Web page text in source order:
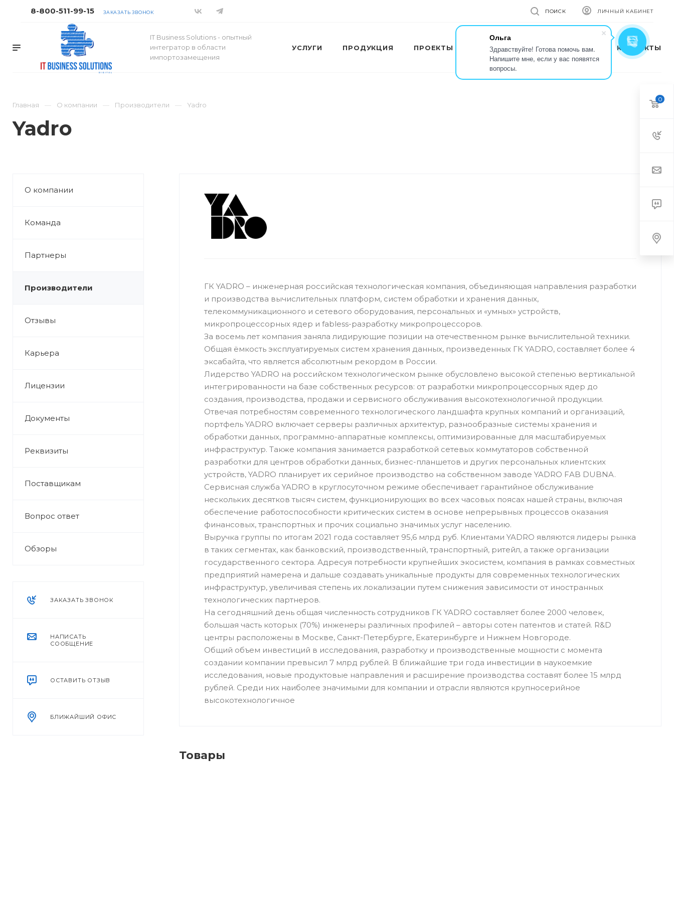
Ольга
Здравствуйте! Готова помочь вам.
Напишите мне, если у вас появятся
вопросы.
8-800-511-99-15 ЗАКАЗАТЬ ЗВОНОК ЛИЧНЫЙ КАБИНЕТ
ПОИСК
IT Business Solutions - опытный
интегратор в области
импортозамещения
УСЛУГИ ПРОДУКЦИЯ ПРОЕКТЫ КОМПАНИЯ ПРЕСС-ЦЕНТР КОНТАКТЫ
Главная О компании Производители Yadro
Yadro
О компании
Команда
Партнеры
Производители
Отзывы
Карьера
Лицензии
Документы
Реквизиты
Поставщикам
Вопрос ответ
Обзоры
ЗАКАЗАТЬ ЗВОНОК
НАПИСАТЬ
СООБЩЕНИЕ
ОСТАВИТЬ ОТЗЫВ
БЛИЖАЙШИЙ ОФИС
ГК YADRO – инженерная российская технологическая компания, объединяющая направления разработки
и производства вычислительных платформ, систем обработки и хранения данных,
телекоммуникационного и сетевого оборудования, персональных и «умных» устройств,
микропроцессорных ядер и fabless-разработку микропроцессоров.
За восемь лет компания заняла лидирующие позиции на отечественном рынке вычислительной техники.
Общая ёмкость эксплуатируемых систем хранения данных, произведенных ГК YADRO, составляет более 4
эксабайта, что является абсолютным рекордом в России.
Лидерство YADRO на российском технологическом рынке обусловлено высокой степенью вертикальной
интегрированности на базе собственных ресурсов: от разработки микропроцессорных ядер до
создания, производства, продажи и сервисного обслуживания высокотехнологичной продукции.
Отвечая потребностям современного технологического ландшафта крупных компаний и организаций,
портфель YADRO включает серверы различных архитектур, разнообразные системы хранения и
обработки данных, программно-аппаратные комплексы, оптимизированные для масштабируемых
инфраструктур. Также компания занимается разработкой сетевых коммутаторов собственной
разработки для центров обработки данных, бизнес-планшетов и других персональных клиентских
устройств, YADRO планирует их серийное производство на собственном заводе YADRO FAB DUBNA.
Сервисная служба YADRO в круглосуточном режиме обеспечивает гарантийное обслуживание
нескольких десятков тысяч систем, функционирующих во всех часовых поясах нашей страны, включая
обеспечение работоспособности критических систем в основе непрерывных процессов оказания
финансовых, транспортных и прочих социально значимых услуг населению.
Выручка группы по итогам 2021 года составляет 95,6 млрд руб. Клиентами YADRO являются лидеры рынка
в таких сегментах, как банковский, производственный, транспортный, ритейл, а также организации
государственного сектора. Адресуя потребности крупнейших экосистем, компания в рамках совместных
предприятий намерена и дальше создавать уникальные продукты для современных технологических
инфраструктур, увеличивая степень их локализации путем снижения зависимости от иностранных
технологических партнеров.
На сегодняшний день общая численность сотрудников ГК YADRO составляет более 2000 человек,
большая часть которых (70%) инженеры различных профилей – авторы сотен патентов и статей. R&D
центры расположены в Москве, Санкт-Петербурге, Екатеринбурге и Нижнем Новгороде.
Общий объем инвестиций в исследования, разработку и производственные мощности с момента
создании компании превысил 7 млрд рублей. В ближайшие три года инвестиции в наукоемкие
исследования, новые продуктовые направления и расширение производства составят более 15 млрд
рублей. Среди них наиболее значимыми для компании и отрасли являются крупносерийное
высокотехнологичное
Товары
0